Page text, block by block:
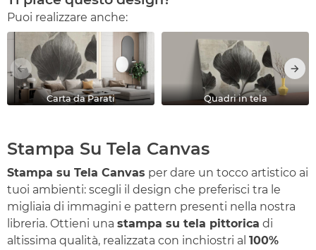
Puoi realizzare anche:
Carta da Parati Quadri in tela
Stampa Su Tela Canvas
Stampa su Tela Canvas per dare un tocco artistico ai
tuoi ambienti: scegli il design che preferisci tra le
migliaia di immagini e pattern presenti nella nostra
libreria. Ottieni una stampa su tela pittorica di
altissima qualità, realizzata con inchiostri al 100%